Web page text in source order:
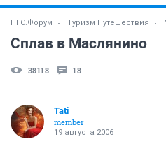
НГС.Форум Туризм Путешествия
Сплав в Маслянино
38118 18
Tati
member
19 августа 2006